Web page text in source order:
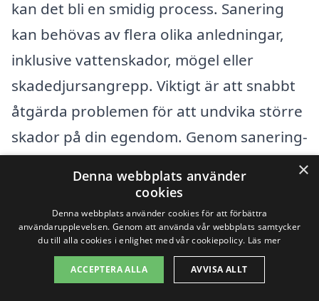
kan det bli en smidig process. Sanering
kan behövas av flera olika anledningar,
inklusive vattenskador, mögel eller
skadedjursangrepp. Viktigt är att snabbt
åtgärda problemen för att undvika större
skador på din egendom. Genom sanering-
kompetenta företag i ditt närområde som
erbjuder saneringstjänster. Det ger dig
möjlighet att jämföra priser och tjänster
för att hitta det bästa alternativet för dina
×
Denna webbplats använder
cookies
Denna webbplats använder cookies för att förbättra
användarupplevelsen. Genom att använda vår webbplats samtycker
du till alla cookies i enlighet med vår cookiepolicy. Läs mer
ACCEPTERA ALLA AVVISA ALLT